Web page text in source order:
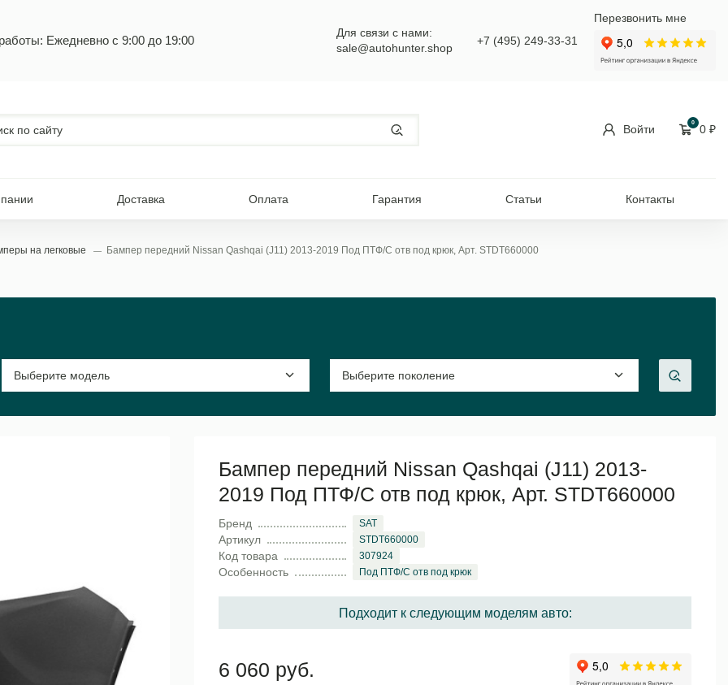
Ежедневно с 9:00 до 19:00
Для связи с нами:
sale@autohunter.shop
+7 (495) 249-33-31
Перезвонить мне
Войти
0
0 ₽
Доставка Оплата Гарантия Статьи Контакты
на легковые Бампер передний Nissan Qashqai (J11) 2013-2019 Под ПТФ/С отв под крюк, Арт. STDT660000
Бампер передний Nissan Qashqai (J11) 2013-
2019 Под ПТФ/С отв под крюк, Арт. STDT660000
Бренд SAT
Артикул STDT660000
Код товара 307924
Особенность Под ПТФ/С отв под крюк
Подходит к следующим моделям авто:
6 060 руб.